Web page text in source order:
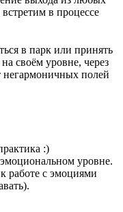
в процессе
в парк или принять
своём уровне, через
негармоничных полей
:)
уровне.
работе с эмоциями